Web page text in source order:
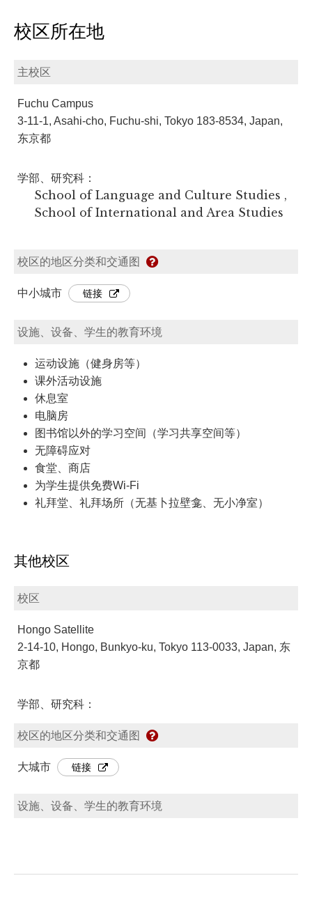
校区所在地
主校区
Fuchu Campus
3-11-1, Asahi-cho, Fuchu-shi, Tokyo 183-8534, Japan,
东京都
学部、研究科：
School of Language and Culture Studies ,
School of International and Area Studies
校区的地区分类和交通图
中小城市 链接
设施、设备、学生的教育环境
运动设施（健身房等）
课外活动设施
休息室
电脑房
图书馆以外的学习空间（学习共享空间等）
无障碍应对
食堂、商店
为学生提供免费Wi-Fi
礼拜堂、礼拜场所（无基卜拉壁龛、无小净室）
其他校区
校区
Hongo Satellite
2-14-10, Hongo, Bunkyo-ku, Tokyo 113-0033, Japan, 东
京都
学部、研究科：
校区的地区分类和交通图
大城市 链接
设施、设备、学生的教育环境